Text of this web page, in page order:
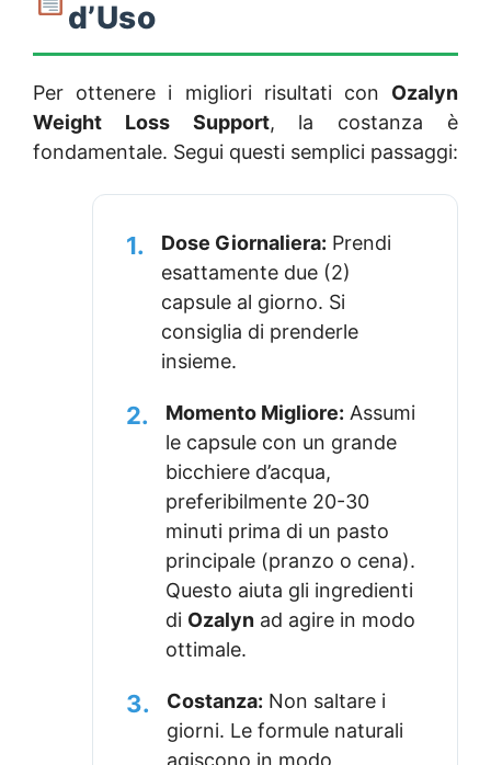
d’Uso
Per ottenere i migliori risultati con Ozalyn
Weight Loss Support, la costanza è
fondamentale. Segui questi semplici passaggi:
1. Dose Giornaliera: Prendi
esattamente due (2)
capsule al giorno. Si
consiglia di prenderle
insieme.
2. Momento Migliore: Assumi
le capsule con un grande
bicchiere d’acqua,
preferibilmente 20-30
minuti prima di un pasto
principale (pranzo o cena).
Questo aiuta gli ingredienti
di Ozalyn ad agire in modo
ottimale.
3. Costanza: Non saltare i
giorni. Le formule naturali
agiscono in modo